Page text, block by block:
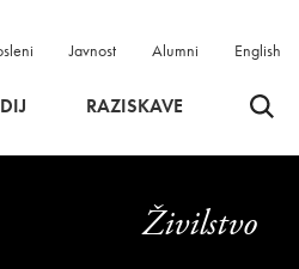
Javnost Alumni English
RAZISKAVE Odpri
Živilstvo